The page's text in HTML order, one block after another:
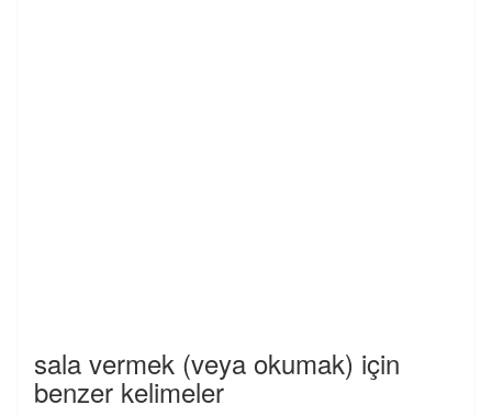
sala vermek (veya okumak) için
benzer kelimeler